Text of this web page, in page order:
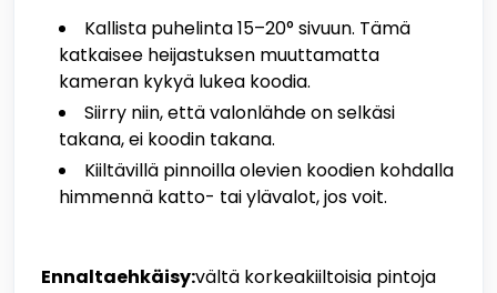
Kallista puhelinta 15–20° sivuun. Tämä
katkaisee heijastuksen muuttamatta
kameran kykyä lukea koodia.
Siirry niin, että valonlähde on selkäsi
takana, ei koodin takana.
Kiiltävillä pinnoilla olevien koodien kohdalla
himmennä katto- tai ylävalot, jos voit.
Ennaltaehkäisy:vältä korkeakiiltoisia pintoja